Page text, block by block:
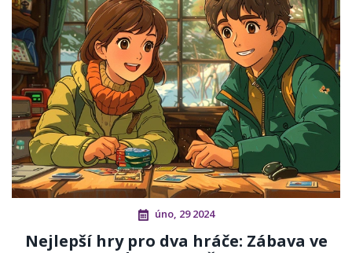
úno, 29 2024
Nejlepší hry pro dva hráče: Zábava ve